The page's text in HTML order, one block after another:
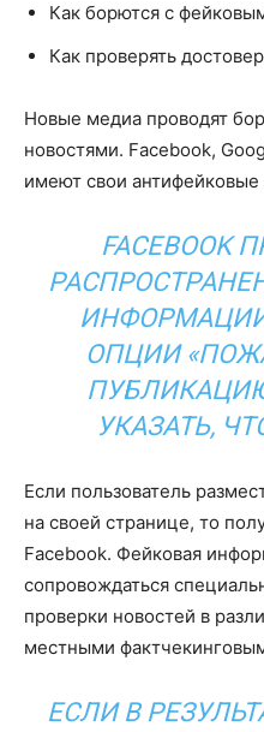
Как борются с
Как проверять
Новые медиа проводят
новостями. Facebook,
имеют свои
FACEBOOK
ОПЦИИ
УКАЗАТЬ,
Если пользователь
на своей странице, то
Facebook. Фейковая
сопровождаться
проверки новостей в
местными
ЕСЛИ В